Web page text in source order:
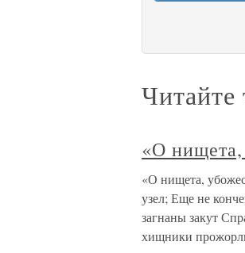
Читайте
«О нищета,
«О нищета,
узел; Еще не
загнаны закут
хищники